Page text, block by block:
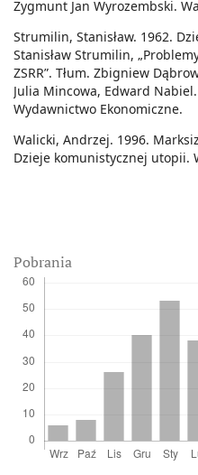
Pobrania
Zygmunt Jan Wyrozembski.
Strumilin, Stanisław. 1962.
Stanisław Strumilin,
ZSRR”. Tłum. Zbigniew
Julia Mincowa, Edward
Wydawnictwo Ekonomiczne.
Walicki, Andrzej. 1996.
Dzieje komunistycznej utopii.